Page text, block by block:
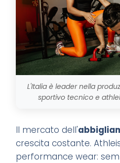
L'Italia è leader nella
sportivo tecnico e
Il mercato dell'
crescita costante.
performance wear: